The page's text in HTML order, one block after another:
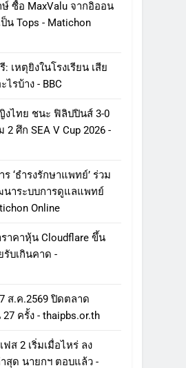
ซื้อ MaxValu จากอิออน
น Tops - Matichon
เหตุยิงในโรงเรียน เสีย
ไรบ้าง - BBC
งไทย ชนะ ฟิลิปปินส์ 3-0
2 ศึก SEA V Cup 2026 -
ร ‘ธำรงรักษาแพทย์’ ร่วม
าระบบการดูแลแพทย์
Online
าคาหุ้น Cloudflare ขึ้น
รับเกินคาด -
ส.ค.2569 ปิดตลาด
ครั้ง - thaipbs.or.th
ส 2 เริ่มเมื่อไหร่ ลง
สุด นายกฯ ตอบแล้ว -